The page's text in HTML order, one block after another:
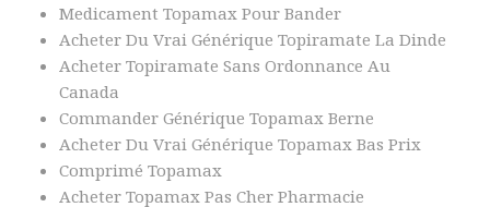
Medicament Topamax Pour Bander
Acheter Du Vrai Générique Topiramate La Dinde
Acheter Topiramate Sans Ordonnance Au
Canada
Commander Générique Topamax Berne
Acheter Du Vrai Générique Topamax Bas Prix
Comprimé Topamax
Acheter Topamax Pas Cher Pharmacie